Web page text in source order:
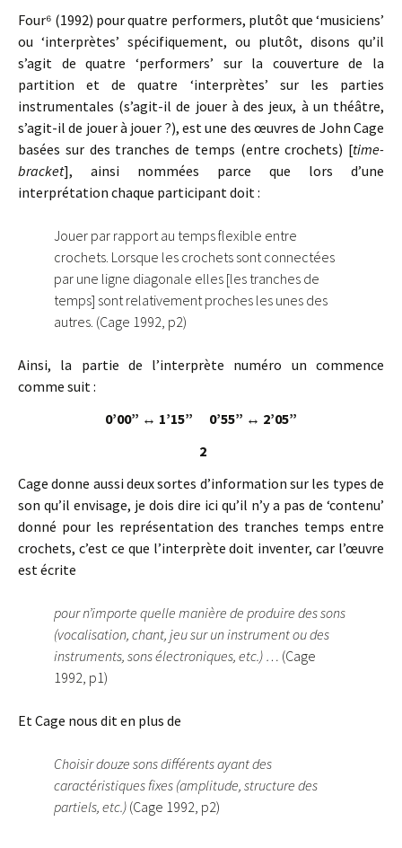
Four⁶ (1992) pour quatre performers, plutôt que ‘musiciens’
ou ‘interprètes’ spécifiquement, ou plutôt, disons qu’il
s’agit de quatre ‘performers’ sur la couverture de la
partition et de quatre ‘interprètes’ sur les parties
instrumentales (s’agit-il de jouer à des jeux, à un théâtre,
s’agit-il de jouer à jouer ?), est une des œuvres de John Cage
basées sur des tranches de temps (entre crochets) [time-
bracket], ainsi nommées parce que lors d’une
interprétation chaque participant doit :
Jouer par rapport au temps flexible entre
crochets. Lorsque les crochets sont connectées
par une ligne diagonale elles [les tranches de
temps] sont relativement proches les unes des
autres. (Cage 1992, p2)
Ainsi, la partie de l’interprète numéro un commence
comme suit :
0’00” ↔ 1’15” 0’55” ↔ 2’05”
2
Cage donne aussi deux sortes d’information sur les types de
son qu’il envisage, je dois dire ici qu’il n’y a pas de ‘contenu’
donné pour les représentation des tranches temps entre
crochets, c’est ce que l’interprète doit inventer, car l’œuvre
est écrite
pour n’importe quelle manière de produire des sons
(vocalisation, chant, jeu sur un instrument ou des
instruments, sons électroniques, etc.) … (Cage
1992, p1)
Et Cage nous dit en plus de
Choisir douze sons différents ayant des
caractéristiques fixes (amplitude, structure des
partiels, etc.) (Cage 1992, p2)